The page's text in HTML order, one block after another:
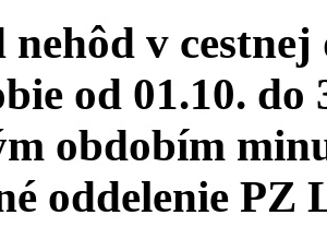
v cestnej
od 01.10. do
obdobím
oddelenie PZ